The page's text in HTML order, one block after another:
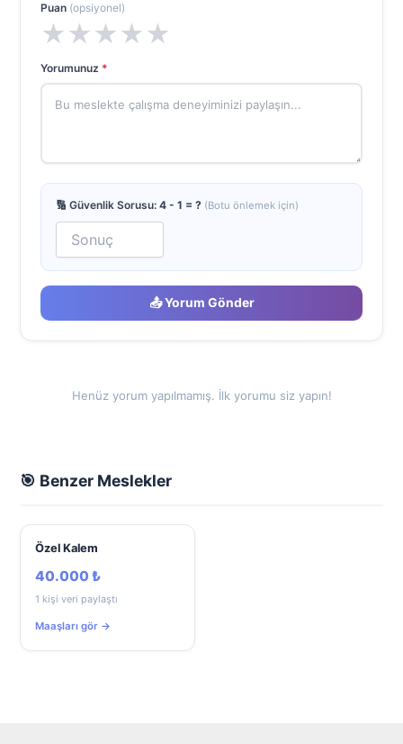
Puan (opsiyonel)
★★★★★
Yorumunuz *
🔢 Güvenlik Sorusu: 4 - 1 = ? (Botu önlemek için)
📤 Yorum Gönder
Henüz yorum yapılmamış. İlk yorumu siz yapın!
🎯 Benzer Meslekler
Özel Kalem
40.000 ₺
1 kişi veri paylaştı
Maaşları gör →